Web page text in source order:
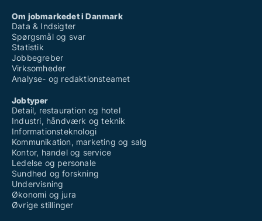
Om jobmarkedet i Danmark
Data & Indsigter
Spørgsmål og svar
Statistik
Jobbegreber
Virksomheder
Analyse- og redaktionsteamet
Jobtyper
Detail, restauration og hotel
Industri, håndværk og teknik
Informationsteknologi
Kommunikation, marketing og salg
Kontor, handel og service
Ledelse og personale
Sundhed og forskning
Undervisning
Økonomi og jura
Øvrige stillinger